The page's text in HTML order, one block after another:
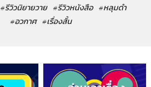
#รีวิวนิยายวาย #รีวิวหนังสือ #หลุมดำ
#อวกาศ #เรื่องสั้น